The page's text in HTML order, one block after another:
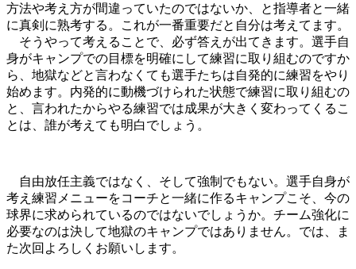
方法や考え方が間違っていたのではないか、と指導者と一緒
に真剣に熟考する。これが一番重要だと自分は考えてます。
そうやって考えることで、必ず答えが出てきます。選手自
身がキャンプでの目標を明確にして練習に取り組むのですか
ら、地獄などと言わなくても選手たちは自発的に練習をやり
始めます。内発的に動機づけられた状態で練習に取り組むの
と、言われたからやる練習では成果が大きく変わってくるこ
とは、誰が考えても明白でしょう。
自由放任主義ではなく、そして強制でもない。選手自身が
考え練習メニューをコーチと一緒に作るキャンプこそ、今の
球界に求められているのではないでしょうか。チーム強化に
必要なのは決して地獄のキャンプではありません。では、ま
た次回よろしくお願いします。